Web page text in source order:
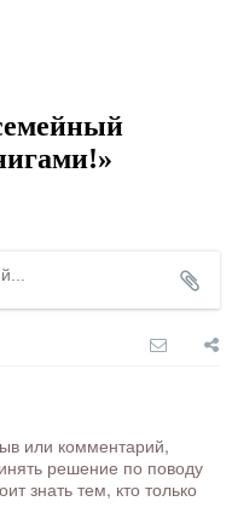
или комментарий,
решение по поводу
знать тем, кто только